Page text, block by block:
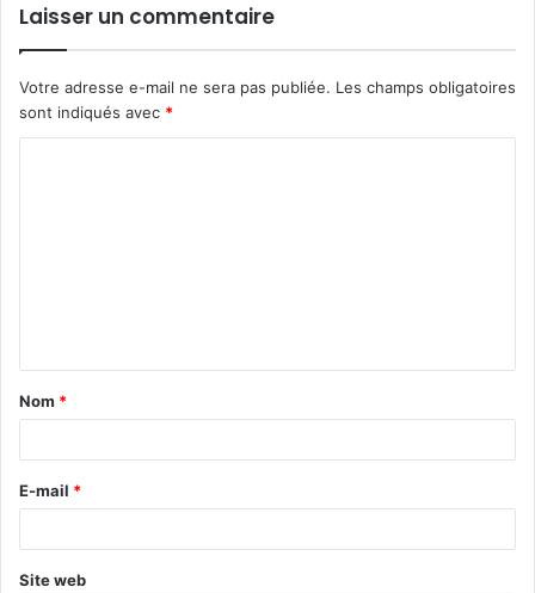
Laisser un commentaire
Votre adresse e-mail ne sera pas publiée. Les champs obligatoires
sont indiqués avec *
t
a
e
*
Nom *
E-mail *
Site web